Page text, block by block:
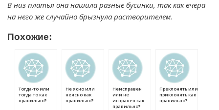
В низ платья она нашила разные бусинки, так как вчера
на него же случайно брызнула растворителем.
Похожие:
Тогда-то или
тогда то как
правильно?
Не ясно или
неясно как
правильно?
Неисправен
или не
исправен как
правильно?
Преклонять или
приклонять как
правильно?